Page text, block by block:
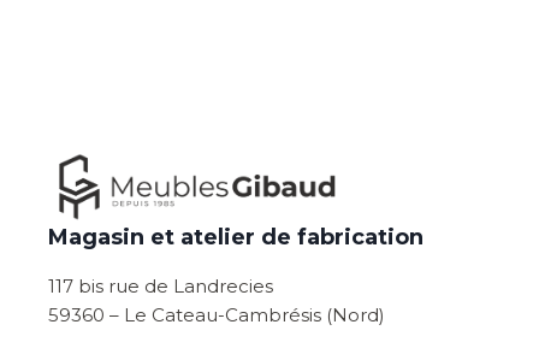
Magasin et atelier de fabrication
117 bis rue de Landrecies
59360 – Le Cateau-Cambrésis (Nord)